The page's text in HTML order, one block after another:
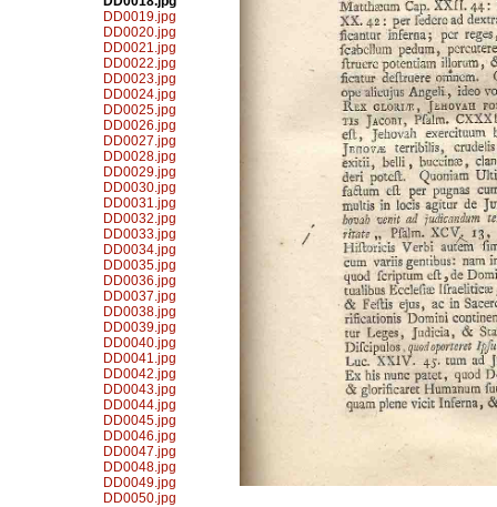
DD0019.jpg
DD0020.jpg
DD0021.jpg
DD0022.jpg
DD0023.jpg
DD0024.jpg
DD0025.jpg
DD0026.jpg
DD0027.jpg
DD0028.jpg
DD0029.jpg
DD0030.jpg
DD0031.jpg
DD0032.jpg
DD0033.jpg
DD0034.jpg
DD0035.jpg
DD0036.jpg
DD0037.jpg
DD0038.jpg
DD0039.jpg
DD0040.jpg
DD0041.jpg
DD0042.jpg
DD0043.jpg
DD0044.jpg
DD0045.jpg
DD0046.jpg
DD0047.jpg
DD0048.jpg
DD0049.jpg
DD0050.jpg